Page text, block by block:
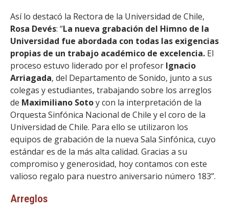
Así lo destacó la Rectora de la Universidad de Chile,
Rosa Devés: “La nueva grabación del Himno de la
Universidad fue abordada con todas las exigencias
propias de un trabajo académico de excelencia. El
proceso estuvo liderado por el profesor Ignacio
Arriagada, del Departamento de Sonido, junto a sus
colegas y estudiantes, trabajando sobre los arreglos
de Maximiliano Sotoy con la interpretación de la
Orquesta Sinfónica Nacional de Chile y el coro de la
Universidad de Chile. Para ello se utilizaron los
equipos de grabación de la nueva Sala Sinfónica, cuyo
estándar es de la más alta calidad. Gracias a su
compromiso y generosidad, hoy contamos con este
valioso regalo para nuestro aniversario número 183”.
Arreglos